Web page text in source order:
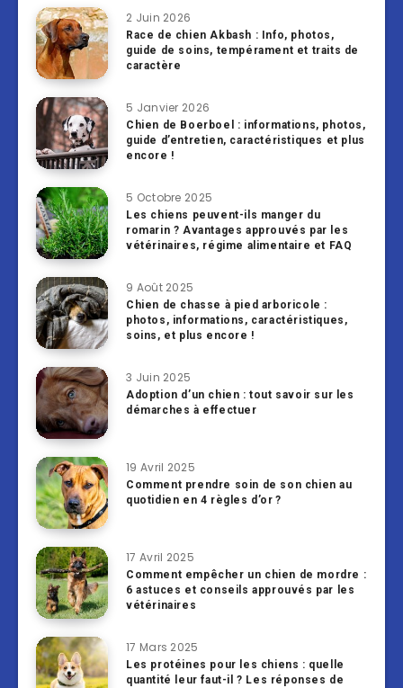
2 Juin 2026
Race de chien Akbash : Info, photos,
guide de soins, tempérament et traits de
caractère
5 Janvier 2026
Chien de Boerboel : informations, photos,
guide d’entretien, caractéristiques et plus
encore !
5 Octobre 2025
Les chiens peuvent-ils manger du
romarin ? Avantages approuvés par les
vétérinaires, régime alimentaire et FAQ
9 Août 2025
Chien de chasse à pied arboricole :
photos, informations, caractéristiques,
soins, et plus encore !
3 Juin 2025
Adoption d’un chien : tout savoir sur les
démarches à effectuer
19 Avril 2025
Comment prendre soin de son chien au
quotidien en 4 règles d’or ?
17 Avril 2025
Comment empêcher un chien de mordre :
6 astuces et conseils approuvés par les
vétérinaires
17 Mars 2025
Les protéines pour les chiens : quelle
quantité leur faut-il ? Les réponses de